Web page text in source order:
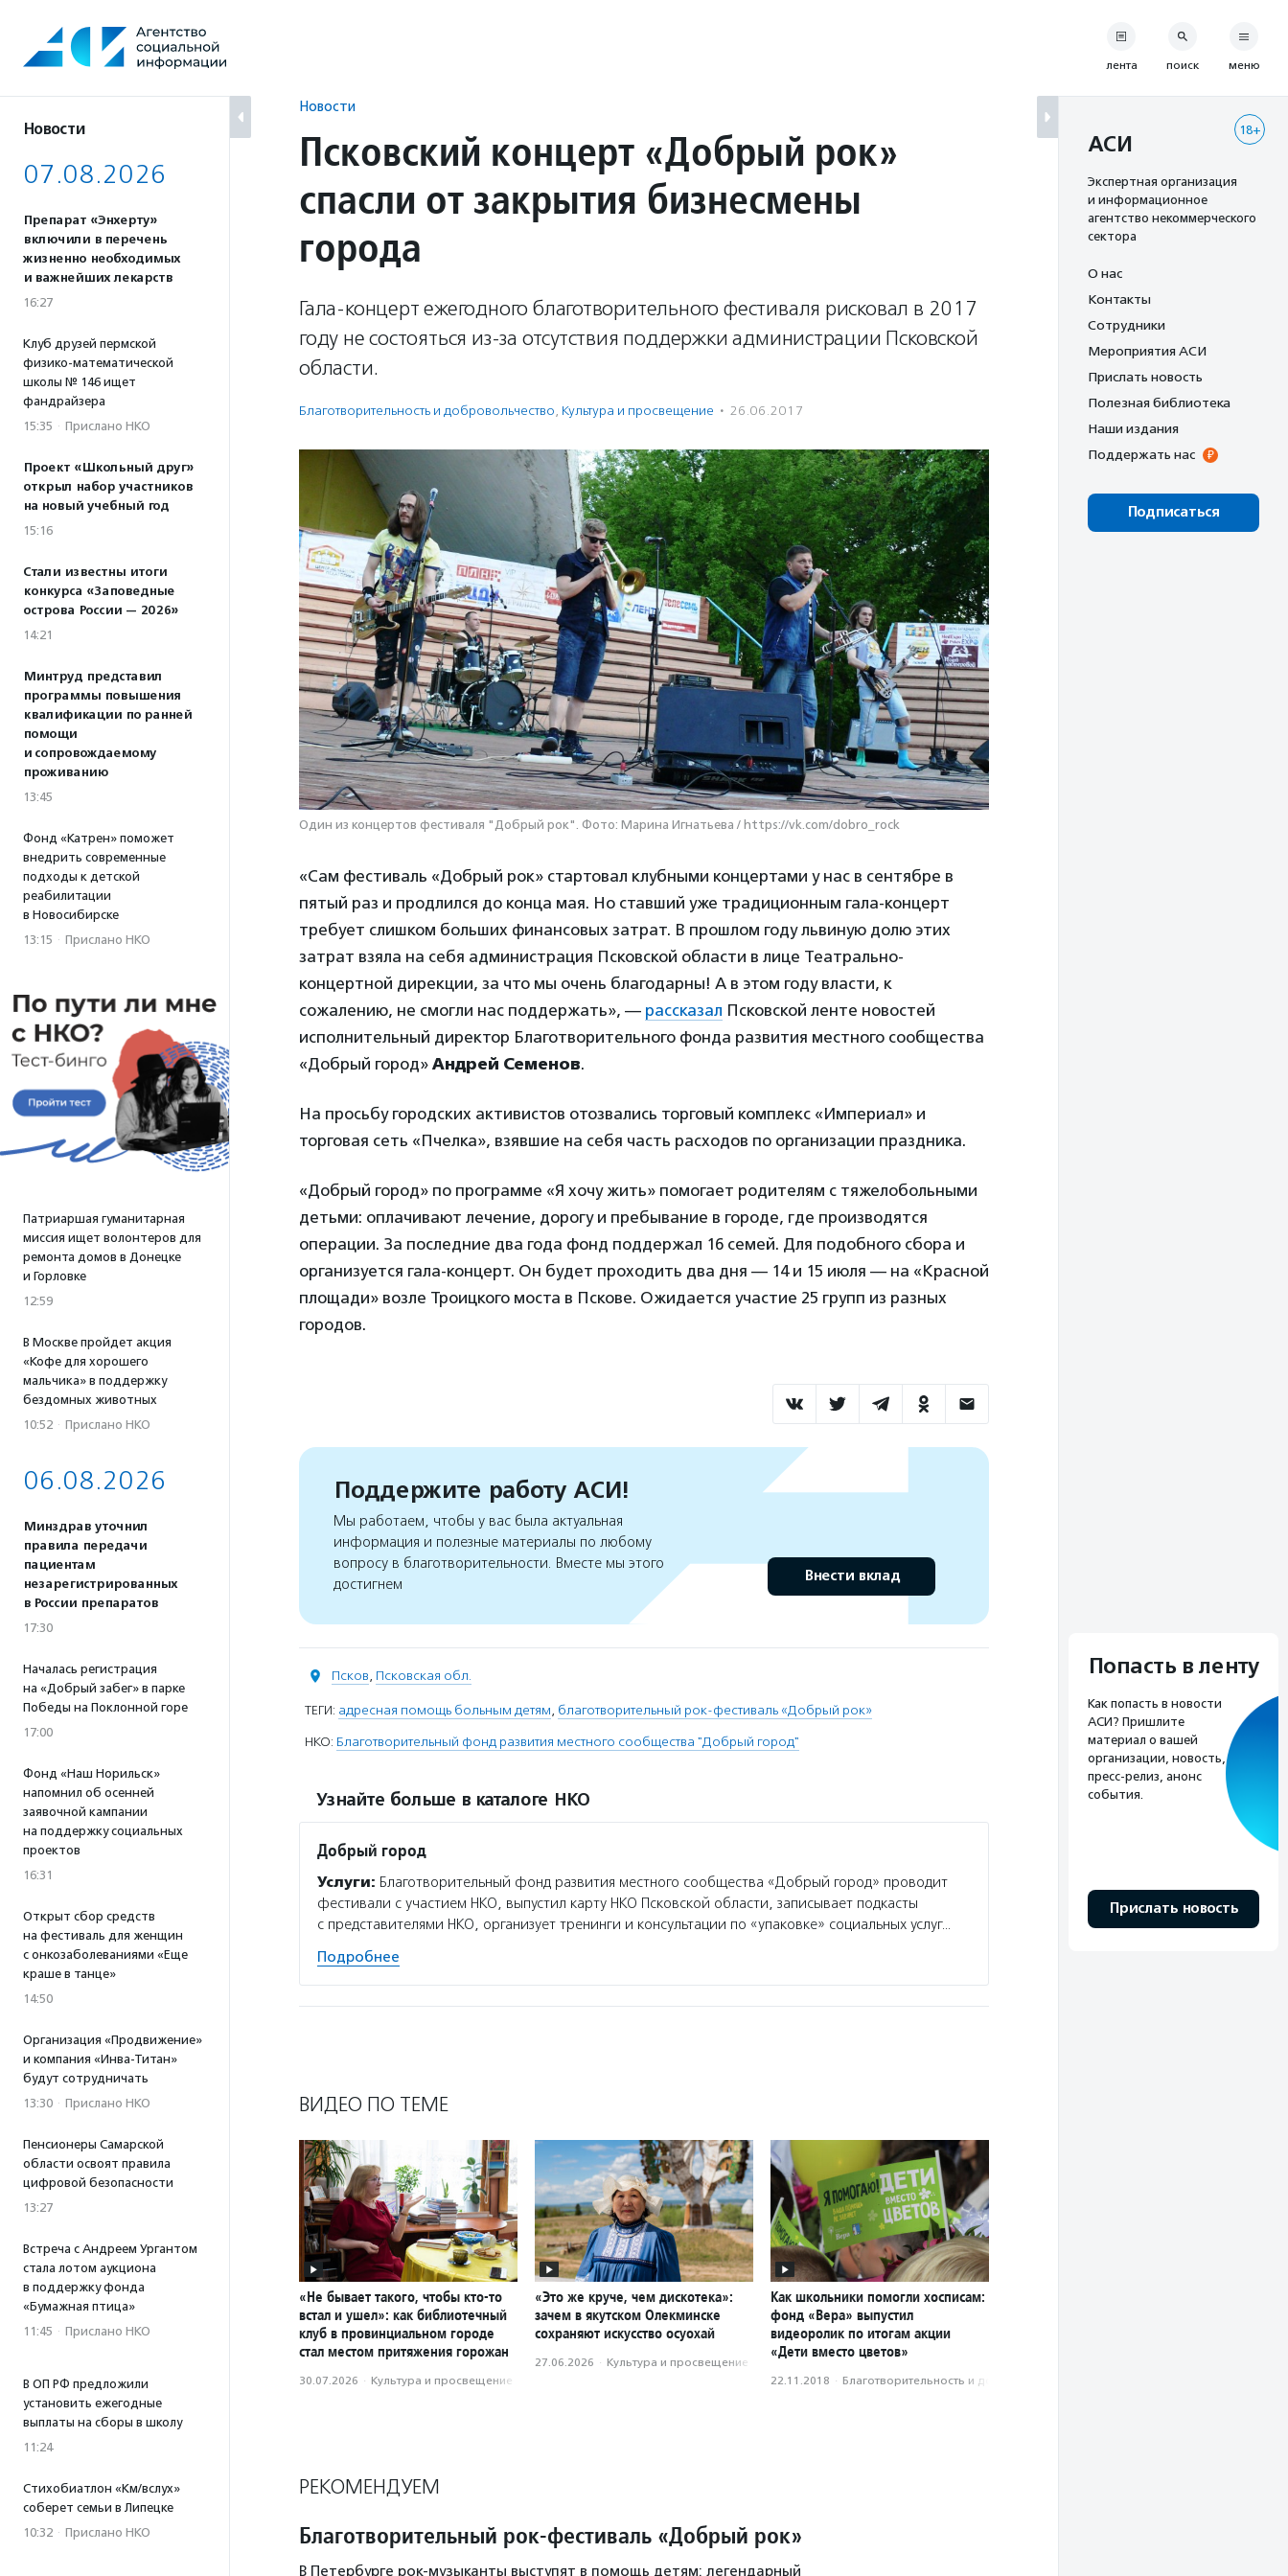
содержанию
Новости
07.08.2026
Препарат «Энхерту»
включили в перечень
жизненно необходимых
и важнейших лекарств
16:27
Клуб друзей пермской
физико-математической
школы № 146 ищет
фандрайзера
15:35 · Прислано НКО
Проект «Школьный друг»
открыл набор участников
на новый учебный год
15:16
Стали известны итоги
конкурса «Заповедные
острова России — 2026»
14:21
Минтруд представил
программы повышения
квалификации по ранней
помощи
и сопровождаемому
проживанию
13:45
Фонд «Катрен» поможет
внедрить современные
подходы к детской
реабилитации
в Новосибирске
13:15 · Прислано НКО
Патриаршая гуманитарная
миссия ищет волонтеров для
ремонта домов в Донецке
и Горловке
12:59
В Москве пройдет акция
«Кофе для хорошего
мальчика» в поддержку
бездомных животных
10:52 · Прислано НКО
06.08.2026
Минздрав уточнил
правила передачи
пациентам
незарегистрированных
в России препаратов
17:30
Началась регистрация
на «Добрый забег» в парке
Победы на Поклонной горе
17:00
Фонд «Наш Норильск»
напомнил об осенней
заявочной кампании
на поддержку социальных
проектов
16:31
Открыт сбор средств
на фестиваль для женщин
с онкозаболеваниями «Еще
краше в танце»
14:50
Организация «Продвижение»
и компания «Инва-Титан»
будут сотрудничать
13:30 · Прислано НКО
Пенсионеры Самарской
области освоят правила
цифровой безопасности
13:27
Встреча с Андреем Ургантом
стала лотом аукциона
в поддержку фонда
«Бумажная птица»
11:45 · Прислано НКО
В ОП РФ предложили
установить ежегодные
выплаты на сборы в школу
11:24
Стихобиатлон «Км/вслух»
соберет семьи в Липецке
10:32 · Прислано НКО
Новости
Псковский концерт «Добрый рок»
спасли от закрытия бизнесмены
города
Гала-концерт ежегодного благотворительного фестиваля рисковал в 2017
году не состояться из-за отсутствия поддержки администрации Псковской
области.
Благотвори­тель­ность и доброволь­чест­во, Культура и просвещение · 26.06.2017
Один из концертов фестиваля "Добрый рок". Фото: Марина Игнатьева / https://vk.com/dobro_rock
«Сам фестиваль «Добрый рок» стартовал клубными концертами у нас в сентябре в
пятый раз и продлился до конца мая. Но ставший уже традиционным гала-концерт
требует слишком больших финансовых затрат. В прошлом году львиную долю этих
затрат взяла на себя администрация Псковской области в лице Театрально-
концертной дирекции, за что мы очень благодарны! А в этом году власти, к
сожалению, не смогли нас поддержать», — рассказал Псковской ленте новостей
исполнительный директор Благотворительного фонда развития местного сообщества
«Добрый город» Андрей Семенов.
На просьбу городских активистов отозвались торговый комплекс «Империал» и
торговая сеть «Пчелка», взявшие на себя часть расходов по организации праздника.
«Добрый город» по программе «Я хочу жить» помогает родителям с тяжелобольными
детьми: оплачивают лечение, дорогу и пребывание в городе, где производятся
операции. За последние два года фонд поддержал 16 семей. Для подобного сбора и
организуется гала-концерт. Он будет проходить два дня — 14 и 15 июля — на «Красной
площади» возле Троицкого моста в Пскове. Ожидается участие 25 групп из разных
городов.
Поддержите работу АСИ!
Мы работаем, чтобы у вас была актуальная
информация и полезные материалы по любому
вопросу в благотворительности. Вместе мы этого
достигнем
Внести вклад
Псков, Псковская обл.
ТЕГИ: адресная помощь больным детям, благотворительный рок-фестиваль «Добрый рок»
НКО: Благотворительный фонд развития местного сообщества "Добрый город"
Узнайте больше в каталоге НКО
Добрый город
Услуги: Благотворительный фонд развития местного сообщества «Добрый город» проводит
фестивали с участием НКО, выпустил карту НКО Псковской области, записывает подкасты
с представителями НКО, организует тренинги и консультации по «упаковке» социальных услуг…
Подробнее
ВИДЕО ПО ТЕМЕ
«Не бывает такого, чтобы кто-то
встал и ушел»: как библиотечный
клуб в провинциальном городе
стал местом притяжения горожан
30.07.2026 · Культура и просвещение
«Это же круче, чем дискотека»:
зачем в якутском Олекминске
сохраняют искусство осуохай
27.06.2026 · Культура и просвещение
Как школьники помогли хосписам:
фонд «Вера» выпустил
видеоролик по итогам акции
«Дети вместо цветов»
22.11.2018 · Благотвори­тель­ность и доброволь­чест­во
РЕКОМЕНДУЕМ
Благотворительный рок-фестиваль «Добрый рок»
В Петербурге рок-музыканты выступят в помощь детям: легендарный
лента поиск меню
18+
АСИ
Экспертная организация
и информационное
агентство некоммерческого
сектора
О нас
Контакты
Сотрудники
Мероприятия АСИ
Прислать новость
Полезная библиотека
Наши издания
Поддержать нас
Подписаться
Попасть в ленту
Как попасть в новости
АСИ? Пришлите
материал о вашей
организации, новость,
пресс-релиз, анонс
события.
Прислать новость